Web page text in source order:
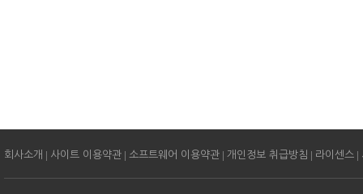
회사소개 | 사이트 이용약관 | 소프트웨어 이용약관 | 개인정보 취급방침 | 라이센스 |